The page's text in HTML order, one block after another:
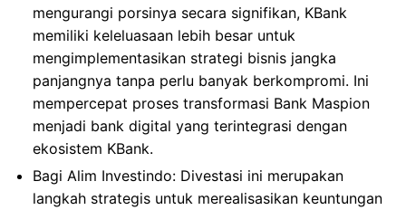
mengurangi porsinya secara signifikan, KBank
memiliki keleluasaan lebih besar untuk
mengimplementasikan strategi bisnis jangka
panjangnya tanpa perlu banyak berkompromi. Ini
mempercepat proses transformasi Bank Maspion
menjadi bank digital yang terintegrasi dengan
ekosistem KBank.
Bagi Alim Investindo: Divestasi ini merupakan
langkah strategis untuk merealisasikan keuntungan